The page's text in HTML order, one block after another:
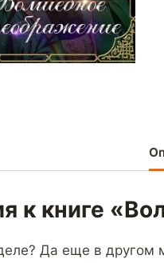
к книге
Да еще в другом